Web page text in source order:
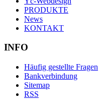
PRODUKTE
News
KONTAKT
INFO
Häufig gestellte Fragen
Bankverbindung
Sitemap
RSS